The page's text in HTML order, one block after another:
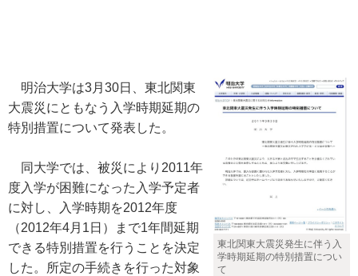
東北関東大震災発生に伴う入
学時期延期の特別措置につい
て
明治大学は3月30日、東北関東
大震災にともなう入学時期延期の
特別措置について発表した。
同大学では、被災により2011年
度入学が困難になった入学予定者
に対し、入学時期を2012年度
（2012年4月1日）まで1年間延期
できる特別措置を行うことを決定
した。所定の手続きを行った対象